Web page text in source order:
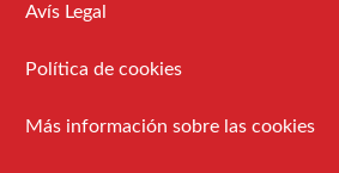
Avís Legal
Política de cookies
Más información sobre las cookies